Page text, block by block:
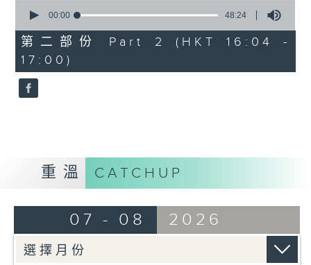
seconds
48
minutes,
24
seconds
00:00 48:24
第二部份 Part 2 (HKT 16:04 -
17:00)
重溫 CATCHUP
07 - 08 2026